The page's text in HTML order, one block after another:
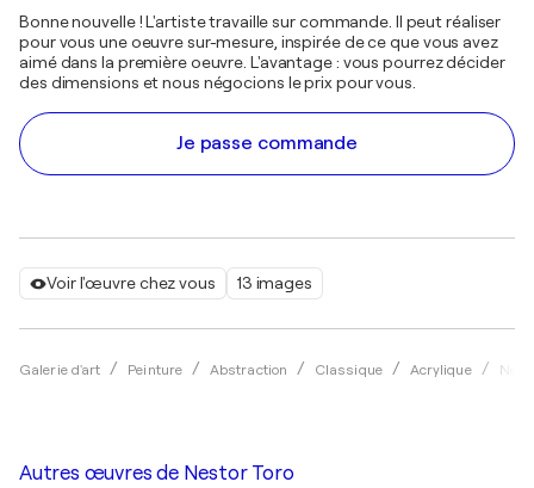
Voir l'œuvre chez vous 13 images
Galerie d'art Peinture Abstraction Classique Acrylique
Bonne nouvelle ! L'artiste travaille sur commande. Il peut réaliser
pour vous une oeuvre sur-mesure, inspirée de ce que vous avez
aimé dans la première oeuvre. L'avantage : vous pourrez décider
des dimensions et nous négocions le prix pour vous.
Je passe commande
Autres œuvres de Nestor Toro